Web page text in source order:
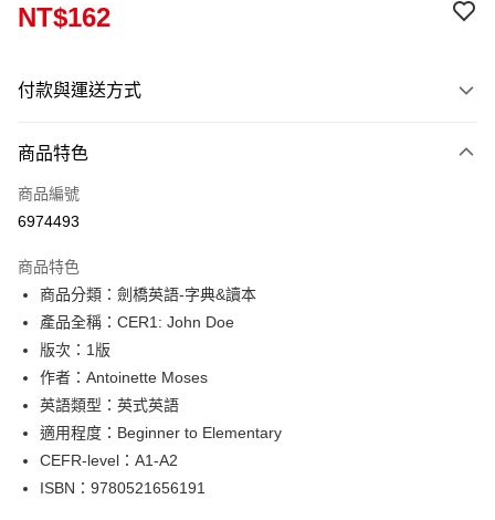
NT$162
付款與運送方式
信用卡一次付款
超商取貨付款
Google Pay
ATM付款
運送方式
付款後全家取貨
商品特色
商品編號
6974493
商品特色
商品分類：劍橋英語-字典&讀本
產品全稱：CER1: John Doe
版次：1版
作者：Antoinette Moses
英語類型：英式英語
適用程度：Beginner to Elementary
CEFR-level：A1-A2
ISBN：9780521656191